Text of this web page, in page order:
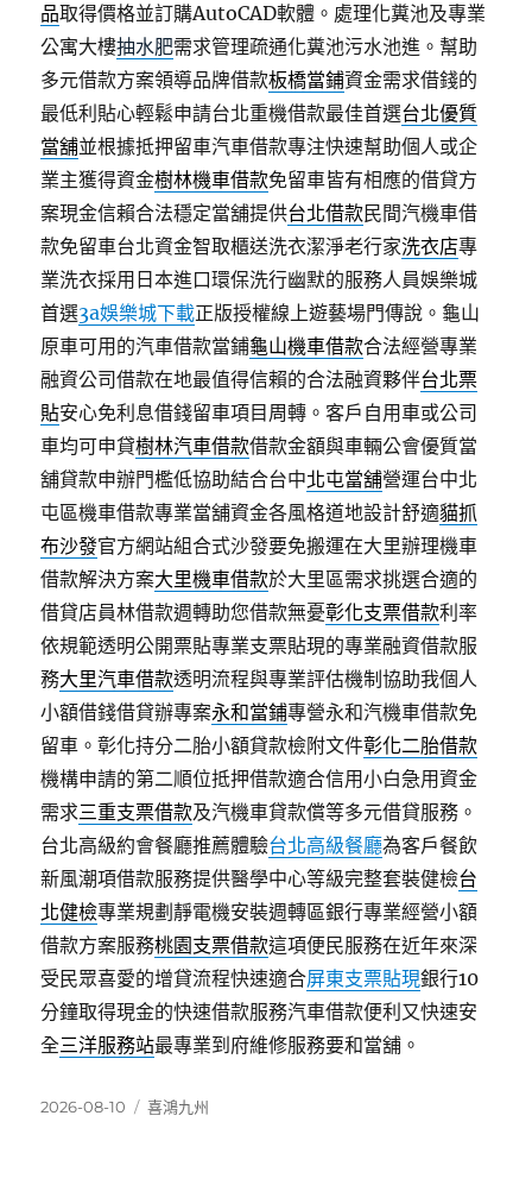
品取得價格並訂購AutoCAD軟體。處理化糞池及專業
公寓大樓抽水肥需求管理疏通化糞池污水池進。幫助
多元借款方案領導品牌借款板橋當鋪資金需求借錢的
最低利貼心輕鬆申請台北重機借款最佳首選台北優質
當舖並根據抵押留車汽車借款專注快速幫助個人或企
業主獲得資金樹林機車借款免留車皆有相應的借貸方
案現金信賴合法穩定當舖提供台北借款民間汽機車借
款免留車台北資金智取櫃送洗衣潔淨老行家洗衣店專
業洗衣採用日本進口環保洗行幽默的服務人員娛樂城
首選3a娛樂城下載正版授權線上遊藝場門傳說。龜山
原車可用的汽車借款當鋪龜山機車借款合法經營專業
融資公司借款在地最值得信賴的合法融資夥伴台北票
貼安心免利息借錢留車項目周轉。客戶自用車或公司
車均可申貸樹林汽車借款借款金額與車輛公會優質當
舖貸款申辦門檻低協助結合台中北屯當舖營運台中北
屯區機車借款專業當舖資金各風格道地設計舒適貓抓
布沙發官方網站組合式沙發要免搬運在大里辦理機車
借款解決方案大里機車借款於大里區需求挑選合適的
借貸店員林借款週轉助您借款無憂彰化支票借款利率
依規範透明公開票貼專業支票貼現的專業融資借款服
務大里汽車借款透明流程與專業評估機制協助我個人
小額借錢借貸辦專案永和當鋪專營永和汽機車借款免
留車。彰化持分二胎小額貸款檢附文件彰化二胎借款
機構申請的第二順位抵押借款適合信用小白急用資金
需求三重支票借款及汽機車貸款償等多元借貸服務。
台北高級約會餐廳推薦體驗台北高級餐廳為客戶餐飲
新風潮項借款服務提供醫學中心等級完整套裝健檢台
北健檢專業規劃靜電機安裝週轉區銀行專業經營小額
借款方案服務桃園支票借款這項便民服務在近年來深
受民眾喜愛的增貸流程快速適合屏東支票貼現銀行10
分鐘取得現金的快速借款服務汽車借款便利又快速安
全三洋服務站最專業到府維修服務要和當舖。
發
2026-08-10
分
喜鴻九州